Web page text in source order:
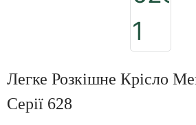
Легке Розкішне Крісло
Серії 628